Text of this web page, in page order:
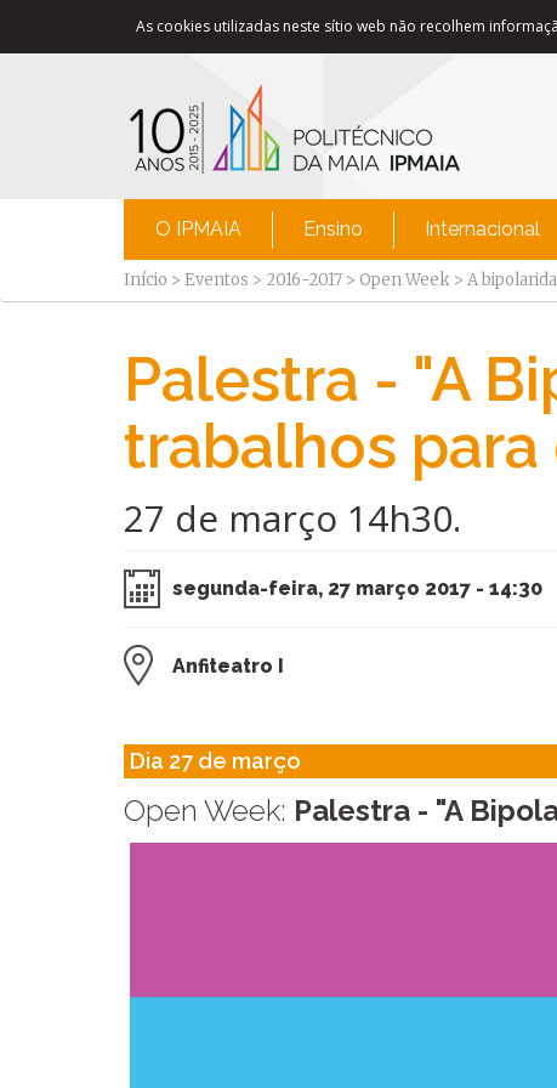
As cookies utilizadas neste sítio web não recolhem
O IPMAIA Ensino Internacional
Início > Eventos > 2016-2017 > Open Week > A
Palestra - "A
trabalhos para
27 de março 14h30.
segunda-feira, 27 março 2017 - 14:30
Anfiteatro I
​Dia 27 de março
Open Week: Palestra - "A